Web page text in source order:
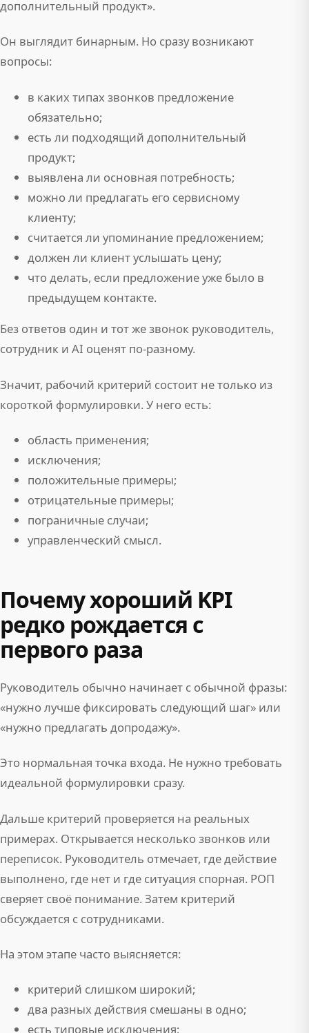
дополнительный продукт».
Он выглядит бинарным. Но сразу возникают
вопросы:
в каких типах звонков предложение
обязательно;
есть ли подходящий дополнительный
продукт;
выявлена ли основная потребность;
можно ли предлагать его сервисному
клиенту;
считается ли упоминание предложением;
должен ли клиент услышать цену;
что делать, если предложение уже было в
предыдущем контакте.
Без ответов один и тот же звонок руководитель,
сотрудник и AI оценят по-разному.
Значит, рабочий критерий состоит не только из
короткой формулировки. У него есть:
область применения;
исключения;
положительные примеры;
отрицательные примеры;
пограничные случаи;
управленческий смысл.
Почему хороший KPI
редко рождается с
первого раза
Руководитель обычно начинает с обычной фразы:
«нужно лучше фиксировать следующий шаг» или
«нужно предлагать допродажу».
Это нормальная точка входа. Не нужно требовать
идеальной формулировки сразу.
Дальше критерий проверяется на реальных
примерах. Открывается несколько звонков или
переписок. Руководитель отмечает, где действие
выполнено, где нет и где ситуация спорная. РОП
сверяет своё понимание. Затем критерий
обсуждается с сотрудниками.
На этом этапе часто выясняется:
критерий слишком широкий;
два разных действия смешаны в одно;
есть типовые исключения;